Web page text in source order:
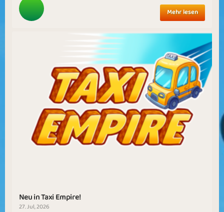
Mehr lesen
Neu in Taxi Empire!
27. Jul, 2026